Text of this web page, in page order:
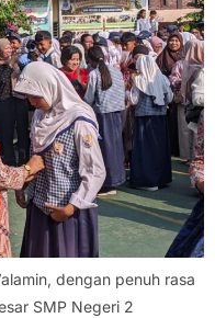
dengan penuh rasa
SMP Negeri 2